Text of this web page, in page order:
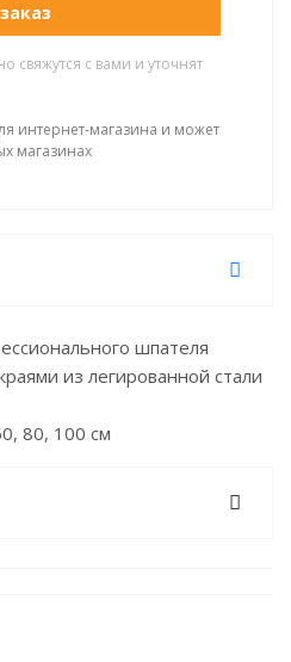
с вами и уточнят
интернет-магазина и может
магазинах
шпателя
из легированной стали
80, 100 см